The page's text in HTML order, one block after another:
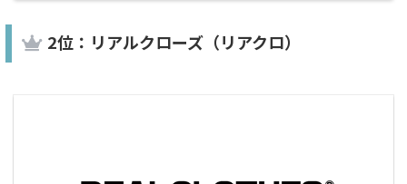
2位：リアルクローズ（リアクロ）